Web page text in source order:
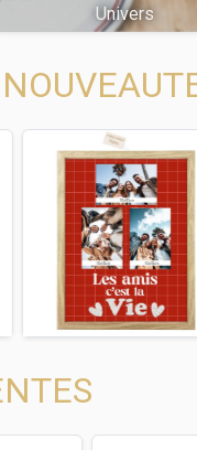
Univers
Next Previous